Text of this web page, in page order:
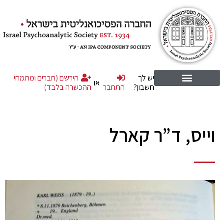
יש לך
חשבון?
התחבר או
הירשם (חברים ומתמחי
ההכשרה בלבד)
וייס, ד”ר קארל